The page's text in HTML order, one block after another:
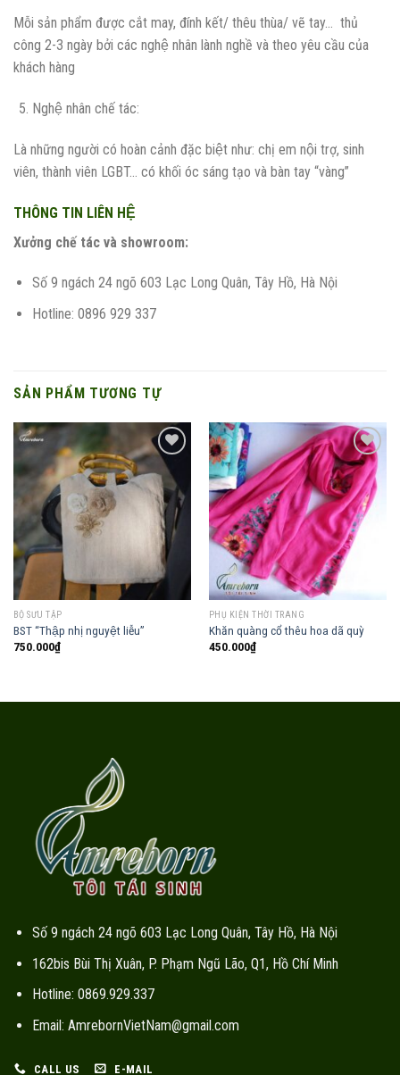
Mỗi sản phẩm được cắt may, đính kết/ thêu thùa/ vẽ tay… thủ
công 2-3 ngày bởi các nghệ nhân lành nghề và theo yêu cầu của
khách hàng
Nghệ nhân chế tác:
Là những người có hoàn cảnh đặc biệt như: chị em nội trợ, sinh
viên, thành viên LGBT… có khối óc sáng tạo và bàn tay “vàng”
THÔNG TIN LIÊN HỆ
Xưởng chế tác và showroom:
Số 9 ngách 24 ngõ 603 Lạc Long Quân, Tây Hồ, Hà Nội
Hotline: 0896 929 337
SẢN PHẨM TƯƠNG TỰ
Add to
wishlist
BỘ SƯU TẬP
BST “Thập nhị nguyệt liễu”
750.000₫
Add to
wishlist
PHỤ KIỆN THỜI TRANG
Khăn quàng cổ thêu hoa dã quỳ
450.000₫
Số 9 ngách 24 ngõ 603 Lạc Long Quân, Tây Hồ, Hà Nội
162bis Bùi Thị Xuân, P. Phạm Ngũ Lão, Q1, Hồ Chí Minh
Hotline: 0869.929.337
Email: AmrebornVietNam@gmail.com
CALL US E-MAIL